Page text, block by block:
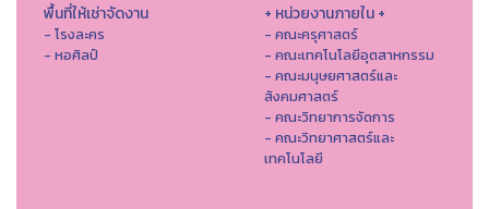
พื้นที่ให้เช่าจัดงาน
- โรงละคร
- หอศิลป์
+ หน่วยงานภายใน +
- คณะครุศาสตร์
- คณะเทคโนโลยีอุตสาหกรรม
- คณะมนุษยศาสตร์และ
สังคมศาสตร์
- คณะวิทยาการจัดการ
- คณะวิทยาศาสตร์และ
เทคโนโลยี